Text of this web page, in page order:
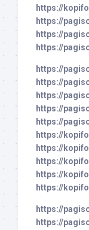
https://
https://
https://
https://
https://
https://
https://
https://
https://
https://
https://
https://
https://
https://
https://
https://